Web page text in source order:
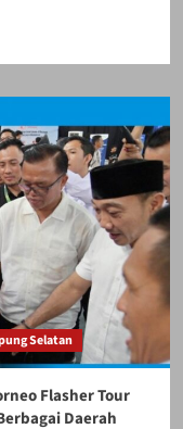
Selatan
Flasher Tour
Daerah